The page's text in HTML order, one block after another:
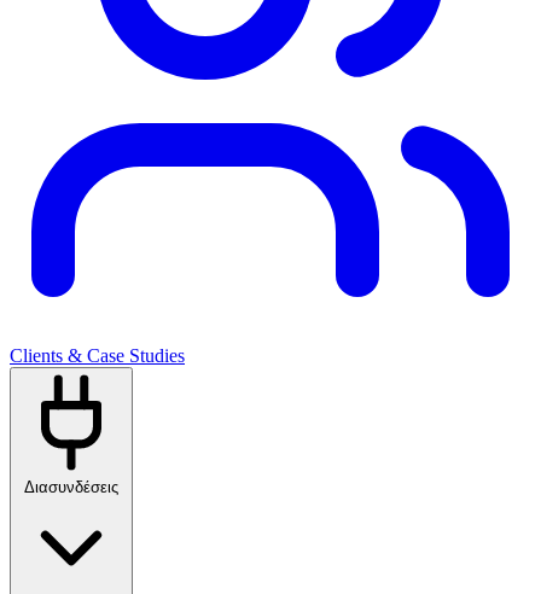
Clients & Case Studies
Διασυνδέσεις